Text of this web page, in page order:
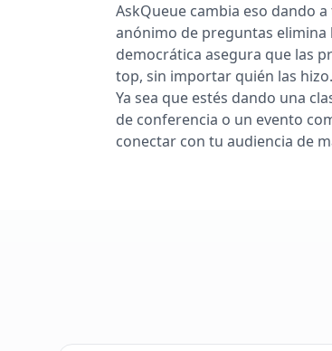
AskQueue cambia eso dando
anónimo de preguntas elimina
democrática asegura que las
top, sin importar quién las hizo.
Ya sea que estés dando una
de conferencia o un evento
conectar con tu audiencia de